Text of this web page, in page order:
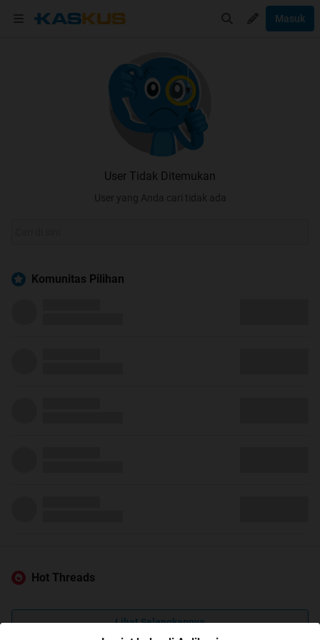
Masuk
User Tidak Ditemukan
User yang Anda cari tidak ada
Komunitas Pilihan
Hot Threads
Lihat Selengkapnya